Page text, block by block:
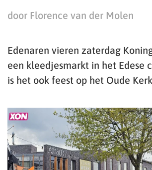
door Florence van der Molen
Edenaren vieren zaterdag
een kleedjesmarkt in het Edese
is het ook feest op het Oude